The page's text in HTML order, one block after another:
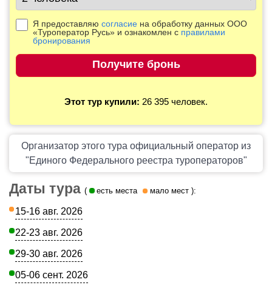
Я предоставляю согласие на обработку данных ООО
«Туроператор Русь» и ознакомлен с правилами
бронирования
Этот тур купили: 26 395 человек.
Организатор этого тура официальный оператор из
"Единого Федерального реестра туроператоров"
Даты тура ( есть места мало мест ):
15-16 авг. 2026
22-23 авг. 2026
29-30 авг. 2026
05-06 сент. 2026